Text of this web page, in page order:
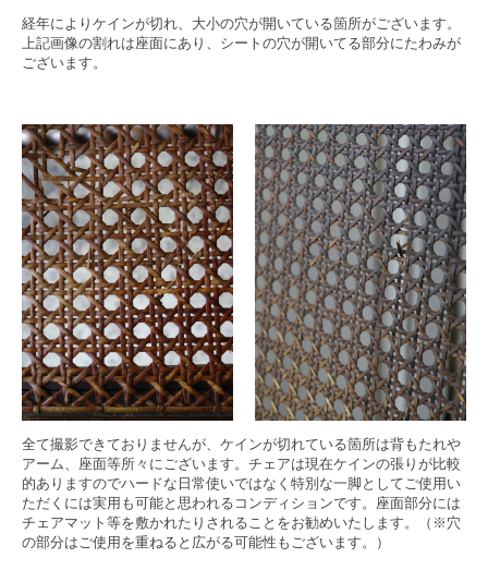
経年によりケインが切れ、大小の穴が開いている箇所がございます。
上記画像の割れは座面にあり、シートの穴が開いてる部分にたわみが
ございます。
全て撮影できておりませんが、ケインが切れている箇所は背もたれや
アーム、座面等所々にございます。チェアは現在ケインの張りが比較
的ありますのでハードな日常使いではなく特別な一脚としてご使用い
ただくには実用も可能と思われるコンディションです。座面部分には
チェアマット等を敷かれたりされることをお勧めいたします。（※穴
の部分はご使用を重ねると広がる可能性もございます。）